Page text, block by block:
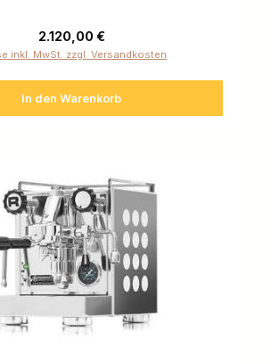
Regulärer Preis:
2.120,00 €
inkl. MwSt. zzgl. Versandkosten
In den Warenkorb